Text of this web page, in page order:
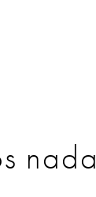
nada